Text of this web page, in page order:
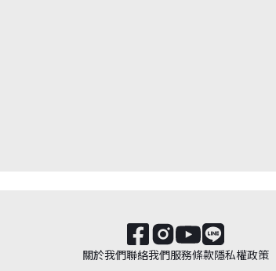
關於我們聯絡我們服務條款隱私權政策